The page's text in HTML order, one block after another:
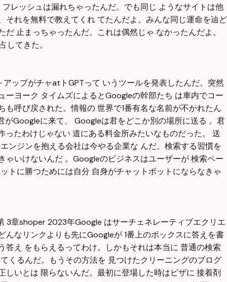
レッシュは漏れちゃったんだ。でも同じ ようなサイトは他
れを無料で教えてくれ てたんだよ。みんな同じ運命を辿ど
止まっちゃったんだ。これは偶然じゃ なかったんだよ。
てきた。
ップがチャatトGPTって いうツールを発表したんだ。突然
ヨーク タイムズによるとGoogleの幹部たち は車内でコー
呼び戻された。情報の 世界で1番有名な名前が不かれたん
Googleに来て、 Googleは君をどこか別の場所に送る 。君
たわけじゃない 道にある料金所みたいなものだった。 送
ンジンを抱える会社は今やる企業な んだ。検索する習慣を
いけないんだ 。Googleのビジネスはユーザーが 検索ペー
トに勝つためには自分 自身がチャットボットにならなきゃ
3章shoper 2023年Google はサーチェネレーティブエクリエ
なリンクよりも先にGoogleが 1番上のボックスに答えを書
え をもらえるってわけ。しかもそれは本当に 普通の検索
くるんだ。もうその方法を 見つけたクリーニングのブログ
いとは 限らないんだ。最初に登場した時はピザに 接着剤